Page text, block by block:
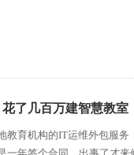
花了几百万建智慧教
教育机构的IT运维外包服